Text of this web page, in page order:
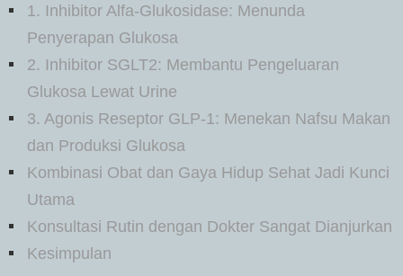
1. Inhibitor Alfa-Glukosidase: Menunda
Penyerapan Glukosa
2. Inhibitor SGLT2: Membantu Pengeluaran
Glukosa Lewat Urine
3. Agonis Reseptor GLP-1: Menekan Nafsu Makan
dan Produksi Glukosa
Kombinasi Obat dan Gaya Hidup Sehat Jadi Kunci
Utama
Konsultasi Rutin dengan Dokter Sangat Dianjurkan
Kesimpulan